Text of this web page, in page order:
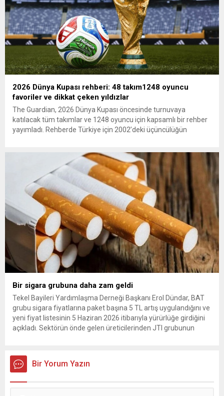
2026 Dünya Kupası rehberi: 48 takım1248 oyuncu
favoriler ve dikkat çeken yıldızlar
The Guardian, 2026 Dünya Kupası öncesinde turnuvaya
katılacak tüm takımlar ve 1248 oyuncu için kapsamlı bir rehber
yayımladı. Rehberde Türkiye için 2002’deki üçüncülüğün
yaratmaya hazır” olarak değerlendirildi. A Milli Takım’ın yıldızı
Arda Güler gösterildi. The...
Bir sigara grubuna daha zam geldi
Tekel Bayileri Yardımlaşma Derneği Başkanı Erol Dündar, BAT
grubu sigara fiyatlarına paket başına 5 TL artış uygulandığını ve
yeni fiyat listesinin 5 Haziran 2026 itibarıyla yürürlüğe girdiğini
açıkladı. Sektörün önde gelen üreticilerinden JTI grubunun
Yardımlaşma...
Bir Yorum Yazın